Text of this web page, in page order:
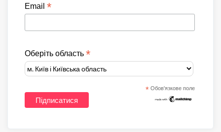
Email *
Оберіть область *
* Обов'язкове поле